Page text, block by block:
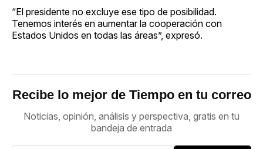
“El presidente no excluye ese tipo de posibilidad.
Tenemos interés en aumentar la cooperación con
Estados Unidos en todas las áreas”, expresó.
Recibe lo mejor de Tiempo en tu correo
Noticias, opinión, análisis y perspectiva, gratis en tu
bandeja de entrada